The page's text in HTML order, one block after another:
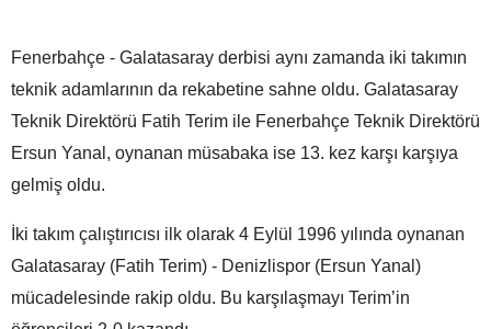
Fenerbahçe - Galatasaray derbisi aynı zamanda iki takımın
teknik adamlarının da rekabetine sahne oldu. Galatasaray
Teknik Direktörü Fatih Terim ile Fenerbahçe Teknik Direktörü
Ersun Yanal, oynanan müsabaka ise 13. kez karşı karşıya
gelmiş oldu.
İki takım çalıştırıcısı ilk olarak 4 Eylül 1996 yılında oynanan
Galatasaray (Fatih Terim) - Denizlispor (Ersun Yanal)
mücadelesinde rakip oldu. Bu karşılaşmayı Terim’in